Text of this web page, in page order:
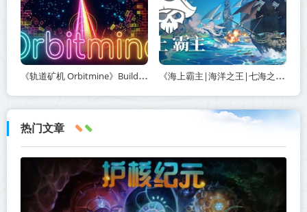
《轨道矿机 Orbitmine》Build.24135737-免安装中文版丨中文版网盘下载 《海上霸主|海洋之王|七海之王 King of Seas》v1.20-免安装中文版丨中文版网盘下载
热门文章